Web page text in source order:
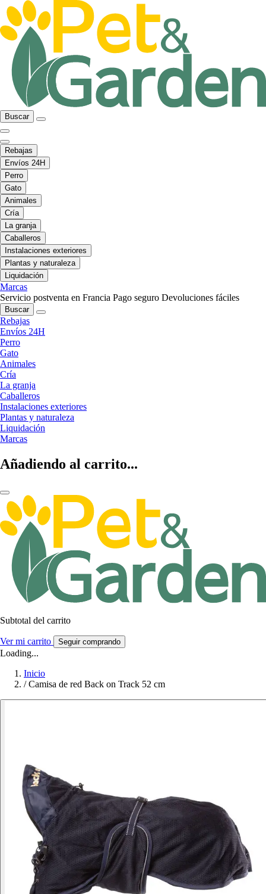
Buscar
Rebajas
Envíos 24H
Perro
Gato
Animales
Cría
La granja
Caballeros
Instalaciones exteriores
Plantas y naturaleza
Liquidación
Marcas
Servicio postventa en Francia Pago seguro Devoluciones fáciles
Buscar
Rebajas
Envíos 24H
Perro
Gato
Animales
Cría
La granja
Caballeros
Instalaciones exteriores
Plantas y naturaleza
Liquidación
Marcas
Añadiendo al carrito...
Subtotal del carrito
Ver mi carrito Seguir comprando
Loading...
Inicio
/ Camisa de red Back on Track 52 cm